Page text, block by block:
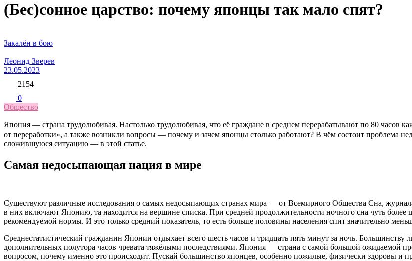
(Бес)сонное царство: почему японцы так мало спят?
Закалён в бою
Леонид Зверев
23.05.2023
2154
0
Общество
Япония — страна трудолюбивая. Настолько трудолюбивая, что её граждане в среднем перерабатывают по 80 часов
от переработки», а также возникли вопросы — почему и зачем японцы столько работают? В чём состоит проблема
сложившуюся ситуацию — в этой статье.
Самая недосыпающая нация в мире
Существуют различные исследования о самых недосыпающих странах мира — от Всемирного Общества Сна,
в них включают Японию, та находится на вершине списка. При средней продолжительности ночного сна чуть более
рекомендуемой нормы. И это только средний показатель, то есть больше половины населения спит значительно
Среднестатистический гражданин Японии отдыхает всего шесть часов и тридцать пять минут за ночь. Большинству
дополнительных полутора часов чревата тяжёлыми последствиями. Япония — страна с самой большой ожидаемой
вопросом, почему именно это происходит. Пускай большинство японцев, особенно пожилые, физически здоровы и